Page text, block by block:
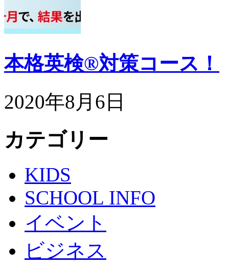
本格英検®対策コース！
2020年8月6日
カテゴリー
KIDS
SCHOOL INFO
イベント
ビジネス